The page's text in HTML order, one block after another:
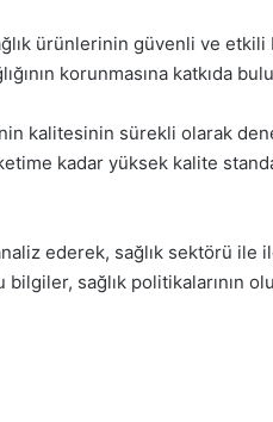
ürünlerinin güvenli ve etkili
korunmasına katkıda
kalitesinin sürekli olarak
kadar yüksek kalite
ederek, sağlık sektörü
sağlık politikalarının